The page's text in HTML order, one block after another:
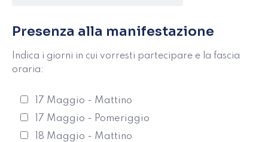
Presenza alla manifestazione
Indica i giorni in cui vorresti partecipare e la fascia
oraria:
17 Maggio - Mattino
17 Maggio - Pomeriggio
18 Maggio - Mattino